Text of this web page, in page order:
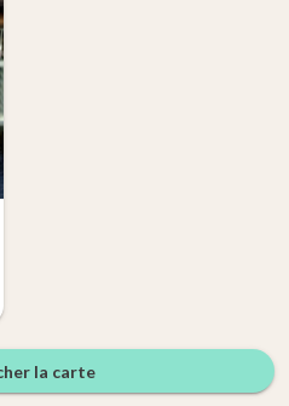
la carte